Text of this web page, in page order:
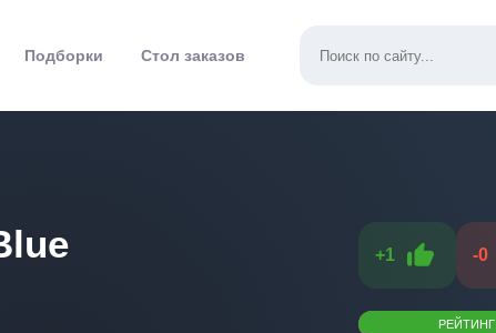
Подборки Стол заказов
+1 -0
РЕЙТИНГ: